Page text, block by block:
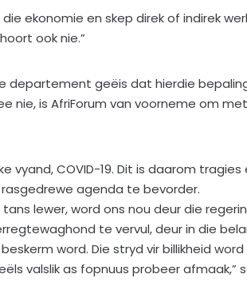
ekonomie en skep direk of indirek
ook nie.”
departement geëis dat hierdie
nie, is AfriForum van voorneme om met
COVID-19. Dit is daarom tragies
agenda te bevorder.
lewer, word ons nou deur die
te vervul, deur in die
word. Die stryd vir billikheid word
valslik as fopnuus probeer afmaak,”